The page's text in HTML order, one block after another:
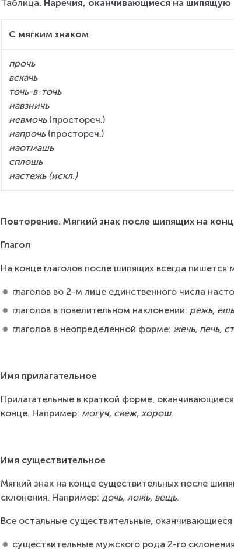
Таблица. Наречия, оканчивающиеся на шипящую
С мягким знаком
прочь
вскачь
точь-в-точь
навзничь
невмочь (простореч.)
напрочь (простореч.)
наотмашь
сплошь
настежь (искл.)
Повторение. Мягкий знак после шипящих на
Глагол
На конце глаголов после шипящих всегда пишется
глаголов во 2-м лице единственного числа
глаголов в повелительном наклонении: режь, еш
глаголов в неопределённой форме: жечь, печь,
Имя прилагательное
Прилагательные в краткой форме,
конце. Например: могуч, свеж, хорош.
Имя существительное
Мягкий знак на конце существительных после
склонения. Например: дочь, ложь, вещь.
Все остальные существительные,
существительные мужского рода 2-го